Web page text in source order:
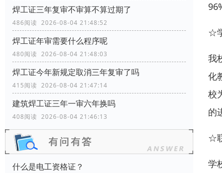
焊工证三年复审不审算不算过期了
486阅读 2026-08-04 21:48:52
焊工证年审需要什么程序呢
480阅读 2026-08-04 21:48:03
焊工证今年新规定取消三年复审了吗
415阅读 2026-08-04 21:47:14
建筑焊工证三年一审六年换吗
408阅读 2026-08-04 21:46:13
什么是电工资格证？
☆
我
化
校
的
☆
学